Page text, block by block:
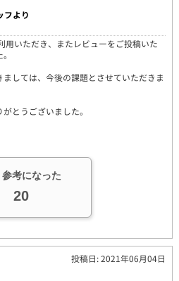
フより
用いただき、またレビューをご投稿いた
しては、今後の課題とさせていただきま
とうございました。
参考になった
20
投稿日: 2021年06月04日